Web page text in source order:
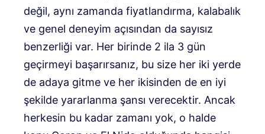
değil, aynı zamanda fiyatlandırma, kalabalık
ve genel deneyim açısından da sayısız
benzerliği var. Her birinde 2 ila 3 gün
geçirmeyi başarırsanız, bu size her iki yerde
de adaya gitme ve her ikisinden de en iyi
şekilde yararlanma şansı verecektir. Ancak
herkesin bu kadar zamanı yok, o halde